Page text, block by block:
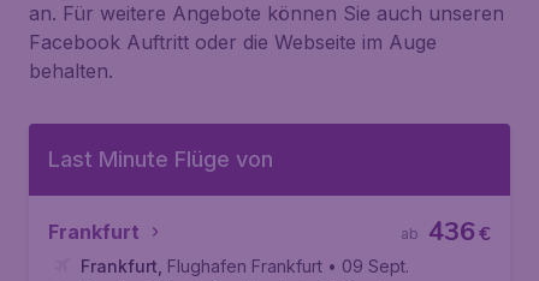
an. Für weitere Angebote können Sie auch unseren
Facebook Auftritt oder die Webseite im Auge
behalten.
Last Minute Flüge von
Frankfurt €
436
ab
Frankfurt Flughafen Frankfurt • 09 Sept.